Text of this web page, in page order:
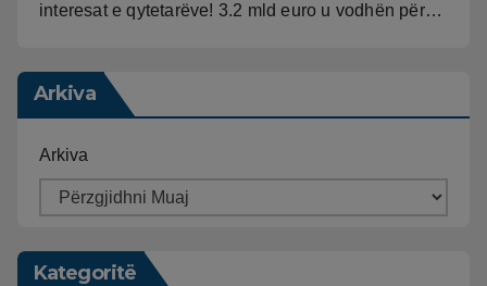
interesat e qytetarëve! 3.2 mld euro u vodhën për…
Arkiva
Arkiva
Kategoritë